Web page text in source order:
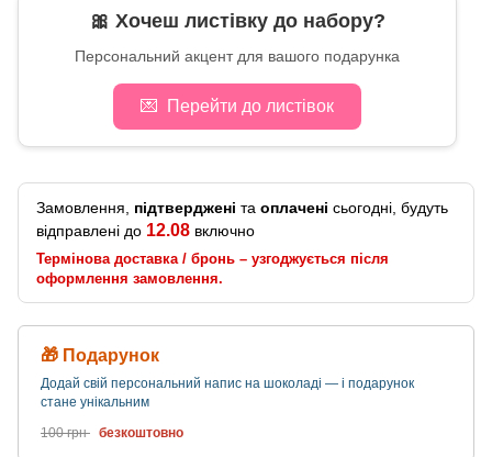
🎀 Хочеш листівку до набору?
Персональний акцент для вашого подарунка
💌 Перейти до листівок
Замовлення, підтверджені та оплачені сьогодні, будуть
відправлені до 12.08 включно
Термінова доставка / бронь – узгоджується після
оформлення замовлення.
🎁 Подарунок
Додай свій персональний напис на шоколаді — і подарунок
стане унікальним
100 грн безкоштовно